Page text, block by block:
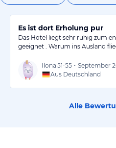
Es ist dort Erholung pur
Das Hotel liegt sehr ruhig zum
geeignet . Warum ins Ausland
Ilona 51-55 • September
Aus Deutschland
Alle